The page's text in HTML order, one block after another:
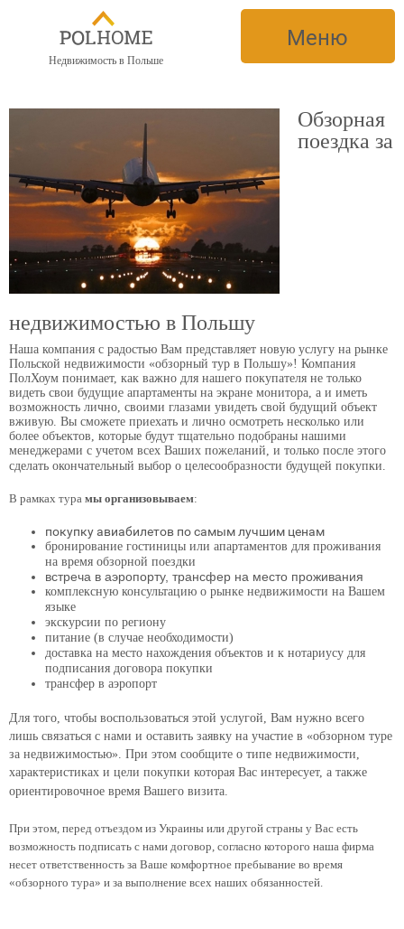
Недвижимость в Польше
Меню
Обзорная
поездка за
недвижимостью в Польшу
Наша компания с радостью Вам представляет новую услугу на рынке
Польской недвижимости «обзорный тур в Польшу»! Компания
ПолХоум понимает, как важно для нашего покупателя не только
видеть свои будущие апартаменты на экране монитора, а и иметь
возможность лично, своими глазами увидеть свой будущий объект
вживую. Вы сможете приехать и лично осмотреть несколько или
более объектов, которые будут тщательно подобраны нашими
менеджерами с учетом всех Ваших пожеланий, и только после этого
сделать окончательный выбор о целесообразности будущей покупки.
В рамках тура мы организовываем:
покупку авиабилетов по самым лучшим ценам
бронирование гостиницы или апартаментов для проживания
на время обзорной поездки
встреча в аэропорту, трансфер на место проживания
комплексную консультацию о рынке недвижимости на Вашем
языке
экскурсии по региону
питание (в случае необходимости)
доставка на место нахождения объектов и к нотариусу для
подписания договора покупки
трансфер в аэропорт
Для того, чтобы воспользоваться этой услугой, Вам нужно всего
лишь связаться с нами и оставить заявку на участие в «обзорном туре
за недвижимостью». При этом сообщите о типе недвижимости,
характеристиках и цели покупки которая Вас интересует, а также
ориентировочное время Вашего визита.
При этом, перед отъездом из Украины или другой страны у Вас есть
возможность подписать с нами договор, согласно которого наша фирма
несет ответственность за Ваше комфортное пребывание во время
«обзорного тура» и за выполнение всех наших обязанностей.